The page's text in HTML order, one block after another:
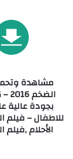
مشاهدة
للاطفال – فيلم
الأحلام